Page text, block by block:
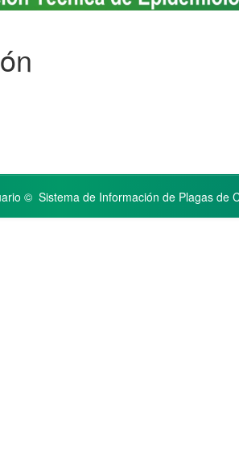
© Sistema de Información de Plagas de